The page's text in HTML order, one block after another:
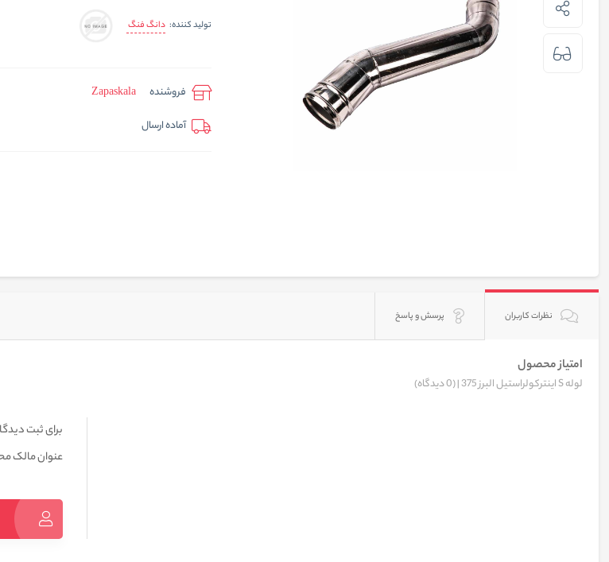
تولید کننده: دانگ فنگ
فروشنده
Zapaskala
آماده ارسال
نظرات کاربران پرسش و پاسخ
امتیاز محصول
لوله S اینترکولراستیل البرز 375 | (0 دیدگاه)
برای ثبت
عنوان مالک